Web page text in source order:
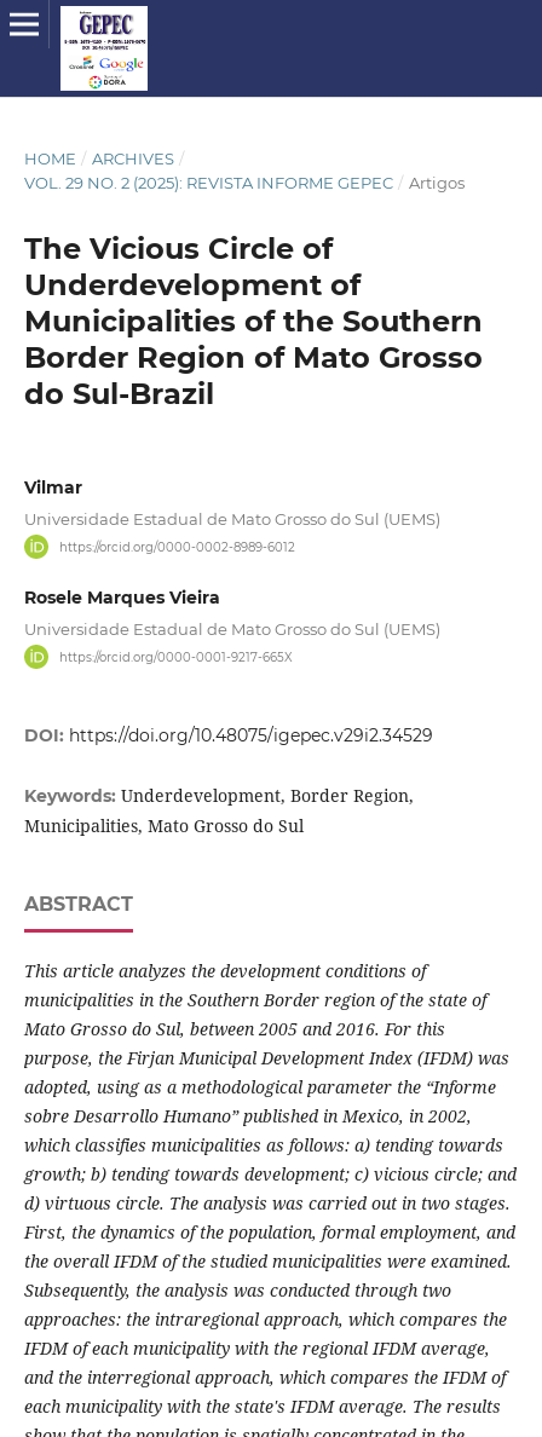
HOME / ARCHIVES /
VOL. 29 NO. 2 (2025): REVISTA INFORME GEPEC / Artigos
The Vicious Circle of
Underdevelopment of
Municipalities of the Southern
Border Region of Mato Grosso
do Sul-Brazil
Vilmar
Universidade Estadual de Mato Grosso do Sul (UEMS)
https://orcid.org/0000-0002-8989-6012
Rosele Marques Vieira
Universidade Estadual de Mato Grosso do Sul (UEMS)
https://orcid.org/0000-0001-9217-665X
DOI: https://doi.org/10.48075/igepec.v29i2.34529
Keywords: Underdevelopment, Border Region,
Municipalities, Mato Grosso do Sul
ABSTRACT
This article analyzes the development conditions of
municipalities in the Southern Border region of the state of
Mato Grosso do Sul, between 2005 and 2016. For this
purpose, the Firjan Municipal Development Index (IFDM) was
adopted, using as a methodological parameter the “Informe
sobre Desarrollo Humano” published in Mexico, in 2002,
which classifies municipalities as follows: a) tending towards
growth; b) tending towards development; c) vicious circle; and
d) virtuous circle. The analysis was carried out in two stages.
First, the dynamics of the population, formal employment, and
the overall IFDM of the studied municipalities were examined.
Subsequently, the analysis was conducted through two
approaches: the intraregional approach, which compares the
IFDM of each municipality with the regional IFDM average,
and the interregional approach, which compares the IFDM of
each municipality with the state's IFDM average. The results